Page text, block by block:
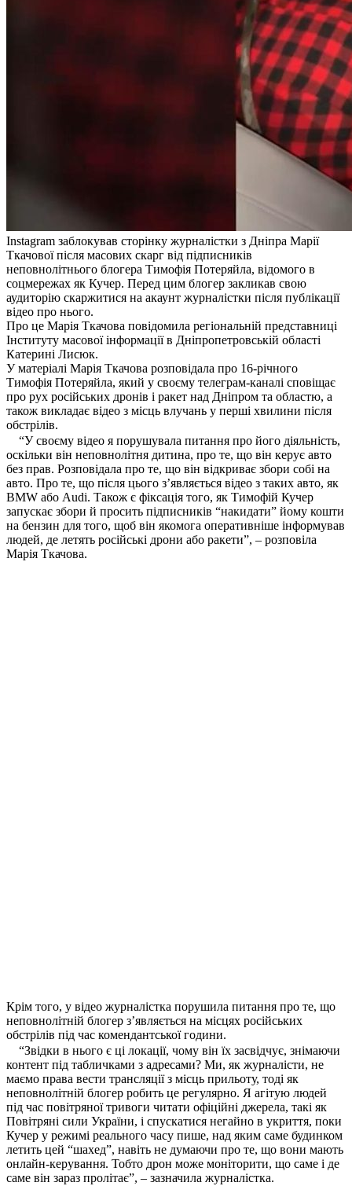
Instagram заблокував сторінку журналістки з Дніпра Марії
Ткачової після масових скарг від підписників
неповнолітнього блогера Тимофія Потеряйла, відомого в
соцмережах як Кучер. Перед цим блогер закликав свою
аудиторію скаржитися на акаунт журналістки після публікації
відео про нього.
Про це Марія Ткачова повідомила регіональній представниці
Інституту масової інформації в Дніпропетровській області
Катерині Лисюк.
У матеріалі Марія Ткачова розповідала про 16-річного
Тимофія Потеряйла, який у своєму телеграм-каналі сповіщає
про рух російських дронів і ракет над Дніпром та областю, а
також викладає відео з місць влучань у перші хвилини після
обстрілів.
“У своєму відео я порушувала питання про його діяльність,
оскільки він неповнолітня дитина, про те, що він керує авто
без прав. Розповідала про те, що він відкриває збори собі на
авто. Про те, що після цього з’являється відео з таких авто, як
BMW або Audi. Також є фіксація того, як Тимофій Кучер
запускає збори й просить підписників “накидати” йому кошти
на бензин для того, щоб він якомога оперативніше інформував
людей, де летять російські дрони або ракети”, – розповіла
Марія Ткачова.
Крім того, у відео журналістка порушила питання про те, що
неповнолітній блогер з’являється на місцях російських
обстрілів під час комендантської години.
“Звідки в нього є ці локації, чому він їх засвідчує, знімаючи
контент під табличками з адресами? Ми, як журналісти, не
маємо права вести трансляції з місць прильоту, тоді як
неповнолітній блогер робить це регулярно. Я агітую людей
під час повітряної тривоги читати офіційні джерела, такі як
Повітряні сили України, і спускатися негайно в укриття, поки
Кучер у режимі реального часу пише, над яким саме будинком
летить цей “шахед”, навіть не думаючи про те, що вони мають
онлайн-керування. Тобто дрон може моніторити, що саме і де
саме він зараз пролітає”, – зазначила журналістка.